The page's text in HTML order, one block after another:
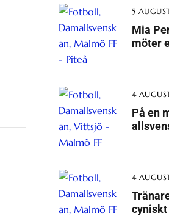
5
Mia
möter
4
På en
4
cyniskt